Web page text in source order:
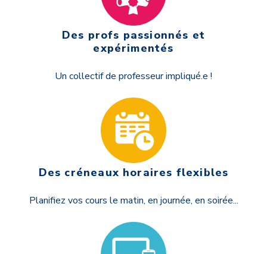
Des profs passionnés et
expérimentés
Un collectif de professeur impliqué.e !
Des créneaux horaires flexibles
Planifiez vos cours le matin, en journée, en soirée...